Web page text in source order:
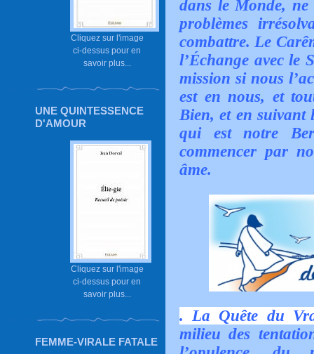
Cliquez sur l'image
ci-dessus pour en
savoir plus...
UNE QUINTESSENCE
D'AMOUR
Cliquez sur l'image
ci-dessus pour en
savoir plus...
FEMME-VIRALE FATALE
dans le Monde, ne
problèmes
combattre. Le
l’Échange avec le
mission si nous
est en nous, et
Bien, et en suivant
qui est notre
commencer par
âme.
. La Quête du
milieu des